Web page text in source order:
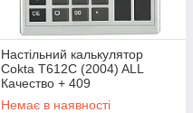
Настільний калькулятор
Cokta T612C (2004) ALL
Качество + 409
Немає в наявності